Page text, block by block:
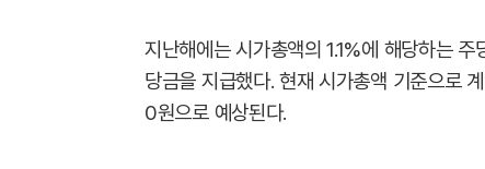
지난해에는 시가총액의 1.1%에 해당하는
당금을 지급했다. 현재 시가총액 기준으로
0원으로 예상된다.